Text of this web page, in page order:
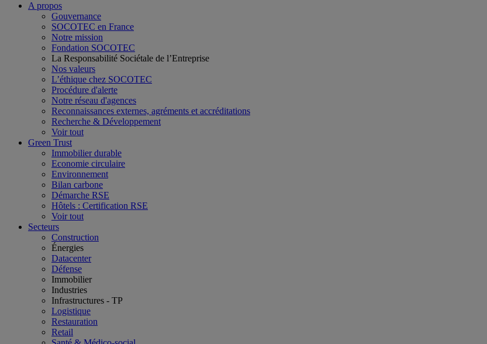
A propos
Gouvernance
SOCOTEC en France
Notre mission
Fondation SOCOTEC
La Responsabilité Sociétale de l’Entreprise
Nos valeurs
L’éthique chez SOCOTEC
Procédure d'alerte
Notre réseau d'agences
Reconnaissances externes, agréments et accréditations
Recherche & Développement
Voir tout
Green Trust
Immobilier durable
Economie circulaire
Environnement
Bilan carbone
Démarche RSE
Hôtels : Certification RSE
Voir tout
Secteurs
Construction
Énergies
Datacenter
Défense
Immobilier
Industries
Infrastructures - TP
Logistique
Restauration
Retail